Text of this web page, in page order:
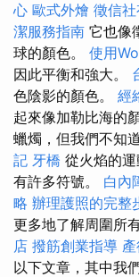
心 歐式外燴 徵信
潔服務指南 它也像
球的顏色。 使用
因此平衡和強大。
色陰影的顏色。 經
起來像加勒比海的
蠟燭，但我們不知
記 牙橋 從火焰的
有許多符號。 白內
略 辦理護照的完整
更多地了解周圍所
店 撥筋創業指導
以下文章，其中我